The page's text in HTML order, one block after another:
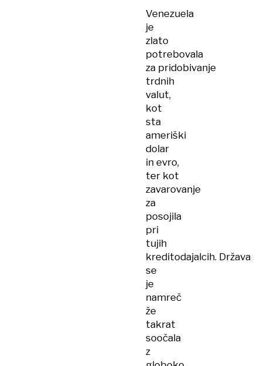
Venezuela
je
zlato
potrebovala
za pridobivanje
trdnih
valut,
kot
sta
ameriški
dolar
in evro,
ter kot
zavarovanje
za
posojila
pri
tujih
kreditodajalcih. Država
se
je
namreč
že
takrat
soočala
z